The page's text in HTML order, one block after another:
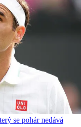
se pohár nedává